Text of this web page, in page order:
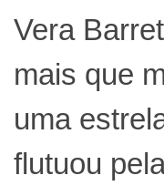
Vera
mais que
uma
flutuou